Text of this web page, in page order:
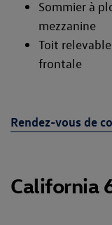
Sommier à
mezzanine
Toit
frontale
Rendez-vous de
California